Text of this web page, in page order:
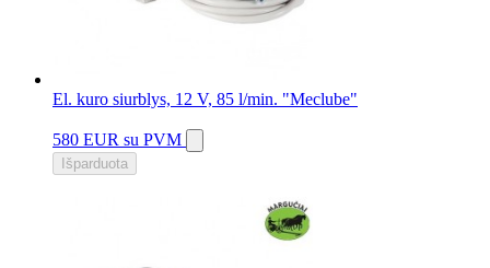
El. kuro siurblys, 12 V, 85 l/min. "Meclube"
580 EUR su PVM
Išparduota